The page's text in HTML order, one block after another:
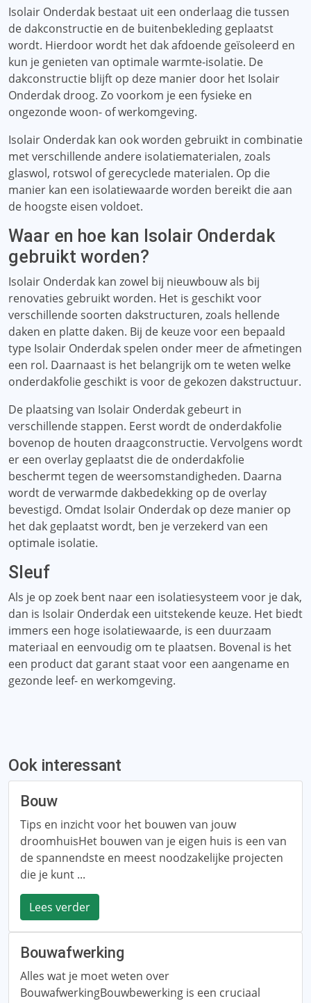
Isolair Onderdak bestaat uit een onderlaag die tussen
de dakconstructie en de buitenbekleding geplaatst
wordt. Hierdoor wordt het dak afdoende geïsoleerd en
kun je genieten van optimale warmte-isolatie. De
dakconstructie blijft op deze manier door het Isolair
Onderdak droog. Zo voorkom je een fysieke en
ongezonde woon- of werkomgeving.
Isolair Onderdak kan ook worden gebruikt in combinatie
met verschillende andere isolatiematerialen, zoals
glaswol, rotswol of gerecyclede materialen. Op die
manier kan een isolatiewaarde worden bereikt die aan
de hoogste eisen voldoet.
Waar en hoe kan Isolair Onderdak
gebruikt worden?
Isolair Onderdak kan zowel bij nieuwbouw als bij
renovaties gebruikt worden. Het is geschikt voor
verschillende soorten dakstructuren, zoals hellende
daken en platte daken. Bij de keuze voor een bepaald
type Isolair Onderdak spelen onder meer de afmetingen
een rol. Daarnaast is het belangrijk om te weten welke
onderdakfolie geschikt is voor de gekozen dakstructuur.
De plaatsing van Isolair Onderdak gebeurt in
verschillende stappen. Eerst wordt de onderdakfolie
bovenop de houten draagconstructie. Vervolgens wordt
er een overlay geplaatst die de onderdakfolie
beschermt tegen de weersomstandigheden. Daarna
wordt de verwarmde dakbedekking op de overlay
bevestigd. Omdat Isolair Onderdak op deze manier op
het dak geplaatst wordt, ben je verzekerd van een
optimale isolatie.
Sleuf
Als je op zoek bent naar een isolatiesysteem voor je dak,
dan is Isolair Onderdak een uitstekende keuze. Het biedt
immers een hoge isolatiewaarde, is een duurzaam
materiaal en eenvoudig om te plaatsen. Bovenal is het
een product dat garant staat voor een aangename en
gezonde leef- en werkomgeving.
Ook interessant
Bouw
Tips en inzicht voor het bouwen van jouw
droomhuisHet bouwen van je eigen huis is een van
de spannendste en meest noodzakelijke projecten
die je kunt ...
Lees verder
Bouwafwerking
Alles wat je moet weten over
BouwafwerkingBouwbewerking is een cruciaal